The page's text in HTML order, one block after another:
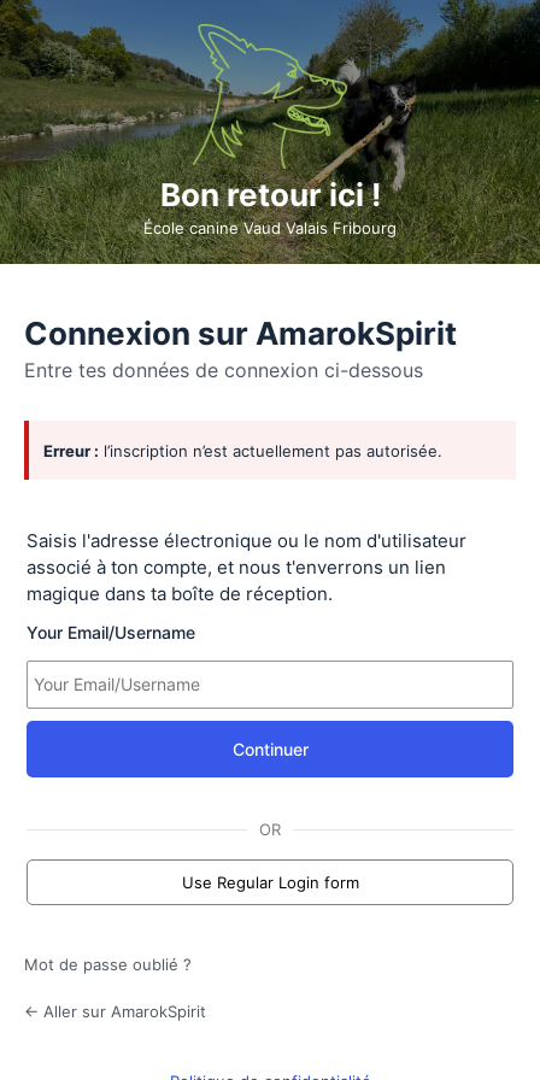
Connexion sur AmarokSpirit
Entre tes données de connexion ci-dessous
Se
connecter
Erreur : l’inscription n’est actuellement pas autorisée.
Saisis l'adresse électronique ou le nom d'utilisateur
associé à ton compte, et nous t'enverrons un lien
magique dans ta boîte de réception.
Your Email/Username
Continuer
OR
Use Regular Login form
Mot de passe oublié ?
← Aller sur AmarokSpirit
Bon retour ici !
École canine Vaud Valais Fribourg